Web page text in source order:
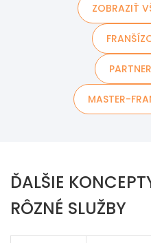
ZOBRAZIŤ
MASTER-
ĎALŠIE
RÔZNÉ SLUŽBY